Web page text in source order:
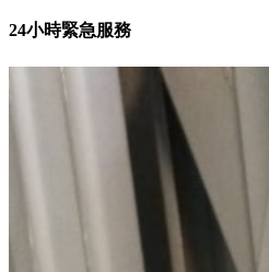
24小時緊急服務